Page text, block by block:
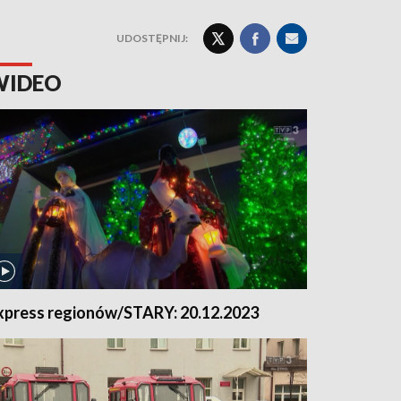
UDOSTĘPNIJ:
regionów/STARY: 20.12.2023